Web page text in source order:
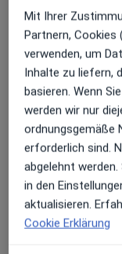
Dr.
Dr.
Mit Ihrer
Partnern, Cookies
verwenden, um
Inhalte zu liefern,
basieren. Wenn
werden wir nur
ordnungsgemäße
erforderlich sind.
abgelehnt
in den
aktualisieren.
Cookie Erklärung